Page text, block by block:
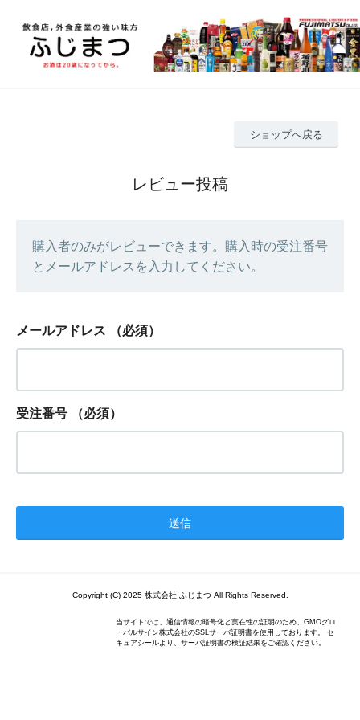
ショップへ戻る
レビュー投稿
購入者のみがレビューできます。購入時の受注番号
とメールアドレスを入力してください。
メールアドレス （必須）
受注番号 （必須）
Copyright (C) 2025 株式会社 ふじまつ All Rights Reserved.
当サイトでは、通信情報の暗号化と実在性の証明のため、GMOグロ
ーバルサイン株式会社のSSLサーバ証明書を使用しております。 セ
キュアシールより、サーバ証明書の検証結果をご確認ください。